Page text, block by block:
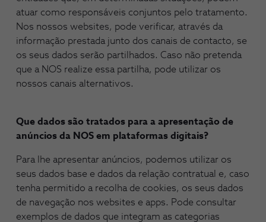
atuar como responsáveis conjuntos pelo tratamento.
Nos nossos websites, pode verificar, através da
informação prestada junto dos canais de contacto, se
os seus dados serão partilhados. Caso não pretenda
que a NOS realize essa partilha, pode utilizar os
nossos canais alternativos.
Que dados são tratados para a apresentação de
anúncios da NOS em plataformas digitais?
Para lhe apresentar anúncios, podemos utilizar os
seus dados base e dados da relação contratual e, caso
tenha permitido a recolha de cookies, os seus dados
de navegação nos websites e apps. Pode consultar
exemplos de dados que integram as categorias